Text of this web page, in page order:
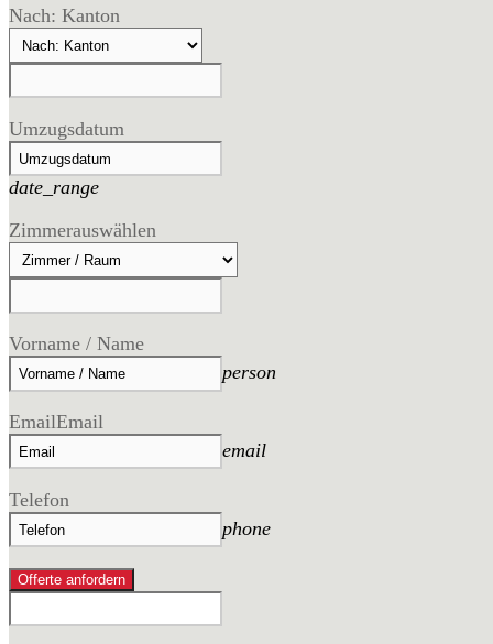
Nach: Kanton
Umzugsdatum
date_range
Zimmerauswählen
Vorname / Name
person
EmailEmail
email
Telefon
phone
Offerte anfordern